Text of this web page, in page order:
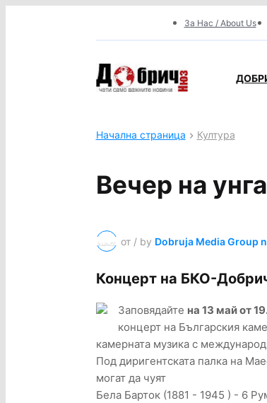
За Нас / About Us
Начална страница Култура
Вечер на
от / by Dobruja Media Group n
Концерт на БКО-
Заповядайте на 13 май от
концерт на Българския
камерната музика с
Под диригентската палка на
могат да чуят
Бела Барток (1881 - 1945 ) - 6